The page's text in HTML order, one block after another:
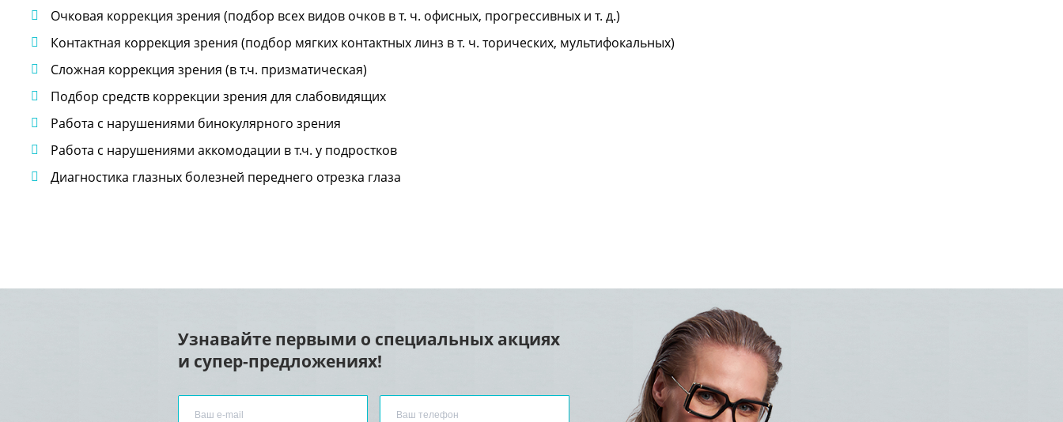
Очковая коррекция зрения (подбор всех видов очков в т. ч. офисных, прогрессивных и т. д.)
Контактная коррекция зрения (подбор мягких контактных линз в т. ч. торических, мультифокальных)
Сложная коррекция зрения (в т.ч. призматическая)
Подбор средств коррекции зрения для слабовидящих
Работа с нарушениями бинокулярного зрения
Работа с нарушениями аккомодации в т.ч. у подростков
Диагностика глазных болезней переднего отрезка глаза
Узнавайте первыми о специальных акциях
и супер-предложениях!